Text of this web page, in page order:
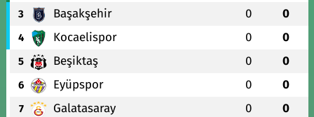
3 Başakşehir 0 0
4 Kocaelispor 0 0
5 Beşiktaş 0 0
6 Eyüpspor 0 0
7 Galatasaray 0 0